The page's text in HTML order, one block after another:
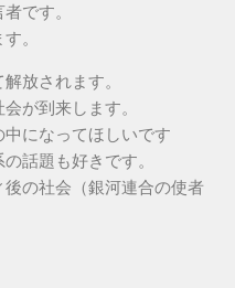
です。
。
放されます。
が到来します。
になってほしいです
話題も好きです。
の社会（銀河連合の使者